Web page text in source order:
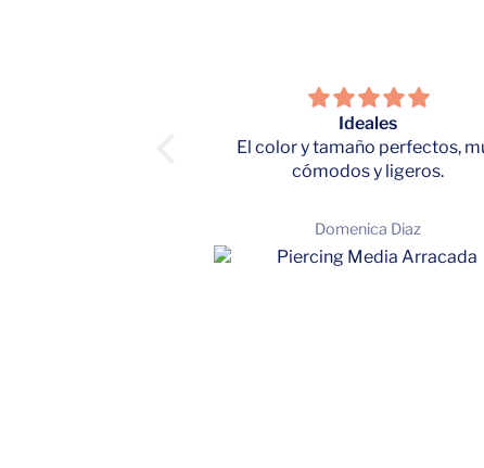
Ideales
El color y tamaño perfectos,
cómodos y ligeros.
Domenica Diaz